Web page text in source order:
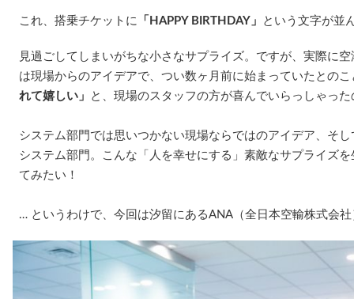
これ、搭乗チケットに 「HAPPY BIRTHDAY」 という文字が並
見過ごしてしまいがちな小さなサプライズ。ですが、実際に
は現場からのアイデアで、つい数ヶ月前に始まっていたとのこ
れて嬉しい」
と、現場のスタッフの方が喜んでいらっしゃっ
システム部門では思いつかない現場ならではのアイデア、そ
システム部門。こんな「人を幸せにする」素敵なサプライズ
てみたい！
… というわけで、今回は汐留にあるANA（全日本空輸株式会